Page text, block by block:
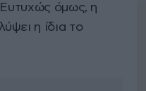
όμως, η
η ίδια το